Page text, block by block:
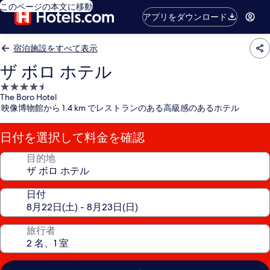
このページの本文に移動
アプリをダウンロード
宿泊施設をすべて表示
ザ ボロ ホテル
4.5
つ
星
宿
泊
施
The Boro Hotel
映像博物館から 1.4 km でレストランのある高級感のあるホテル
日付を選択して料金を確認
目的地
日付
旅行者